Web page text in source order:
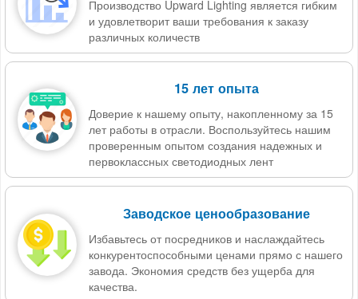
Производство Upward Lighting является гибким
и удовлетворит ваши требования к заказу
различных количеств
15 лет опыта
Доверие к нашему опыту, накопленному за 15
лет работы в отрасли. Воспользуйтесь нашим
проверенным опытом создания надежных и
первоклассных светодиодных лент
Заводское ценообразование
Избавьтесь от посредников и наслаждайтесь
конкурентоспособными ценами прямо с нашего
завода. Экономия средств без ущерба для
качества.